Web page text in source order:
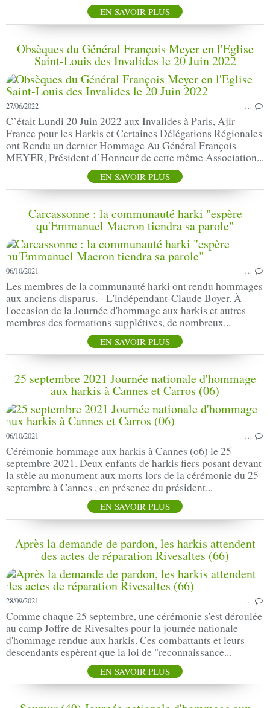
EN SAVOIR PLUS
Obsèques du Général François Meyer en l'Eglise
Saint-Louis des Invalides le 20 Juin 2022
27/06/2022 …
C’était Lundi 20 Juin 2022 aux Invalides à Paris, Ajir
France pour les Harkis et Certaines Délégations Régionales
ont Rendu un dernier Hommage Au Général François
MEYER, Président d’Honneur de cette même Association...
EN SAVOIR PLUS
Carcassonne : la communauté harki "espère
qu'Emmanuel Macron tiendra sa parole"
06/10/2021 …
Les membres de la communauté harki ont rendu hommages
aux anciens disparus. - L'indépendant-Claude Boyer. À
l'occasion de la Journée d'hommage aux harkis et autres
membres des formations supplétives, de nombreux...
EN SAVOIR PLUS
25 septembre 2021 Journée nationale d'hommage
aux harkis à Cannes et Carros (06)
06/10/2021 …
Cérémonie hommage aux harkis à Cannes (o6) le 25
septembre 2021. Deux enfants de harkis fiers posant devant
la stèle au monument aux morts lors de la cérémonie du 25
septembre à Cannes , en présence du président...
EN SAVOIR PLUS
Après la demande de pardon, les harkis attendent
des actes de réparation Rivesaltes (66)
28/09/2021 …
Comme chaque 25 septembre, une cérémonie s'est déroulée
au camp Joffre de Rivesaltes pour la journée nationale
d'hommage rendue aux harkis. Ces combattants et leurs
descendants espèrent que la loi de "reconnaissance...
EN SAVOIR PLUS